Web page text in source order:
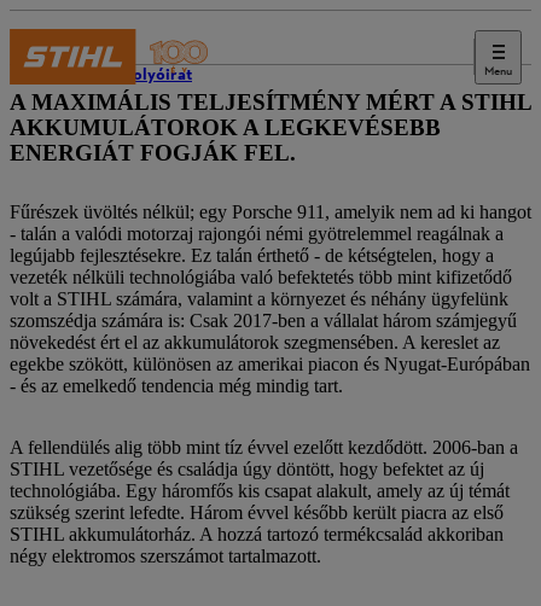
Menu
STIHL folyóirat
A MAXIMÁLIS TELJESÍTMÉNY MÉRT A STIHL
AKKUMULÁTOROK A LEGKEVÉSEBB
ENERGIÁT FOGJÁK FEL.
Fűrészek üvöltés nélkül; egy Porsche 911, amelyik nem ad ki hangot
- talán a valódi motorzaj rajongói némi gyötrelemmel reagálnak a
legújabb fejlesztésekre. Ez talán érthető - de kétségtelen, hogy a
vezeték nélküli technológiába való befektetés több mint kifizetődő
volt a STIHL számára, valamint a környezet és néhány ügyfelünk
szomszédja számára is: Csak 2017-ben a vállalat három számjegyű
növekedést ért el az akkumulátorok szegmensében. A kereslet az
egekbe szökött, különösen az amerikai piacon és Nyugat-Európában
- és az emelkedő tendencia még mindig tart.
A fellendülés alig több mint tíz évvel ezelőtt kezdődött. 2006-ban a
STIHL vezetősége és családja úgy döntött, hogy befektet az új
technológiába. Egy háromfős kis csapat alakult, amely az új témát
szükség szerint lefedte. Három évvel később került piacra az első
STIHL akkumulátorház. A hozzá tartozó termékcsalád akkoriban
négy elektromos szerszámot tartalmazott.